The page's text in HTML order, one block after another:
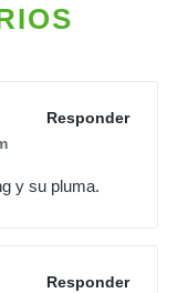
Responder
y su pluma.
Responder